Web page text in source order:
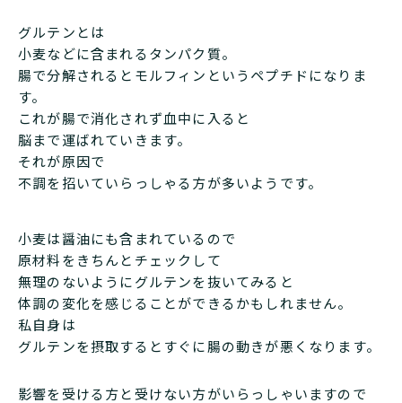
グルテンとは
小麦などに含まれるタンパク質。
腸で分解されるとモルフィンというペプチドになりま
す。
これが腸で消化されず血中に入ると
脳まで運ばれていきます。
それが原因で
不調を招いていらっしゃる方が多いようです。
小麦は醤油にも含まれているので
原材料をきちんとチェックして
無理のないようにグルテンを抜いてみると
体調の変化を感じることができるかもしれません。
私自身は
グルテンを摂取するとすぐに腸の動きが悪くなります。
影響を受ける方と受けない方がいらっしゃいますので